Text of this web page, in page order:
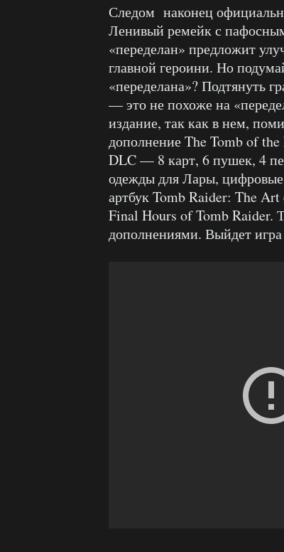
Следом наконец
Ленивый ремейк с
«переделан» предложит
главной героини. Но
«переделана»? Подтянуть
— это не похоже на
издание, так как в нем,
дополнение The Tomb of
DLC — 8 карт, 6 пушек, 4
одежды для Лары,
артбук Tomb Raider: The
Final Hours of Tomb Raider.
дополнениями. Выйдет